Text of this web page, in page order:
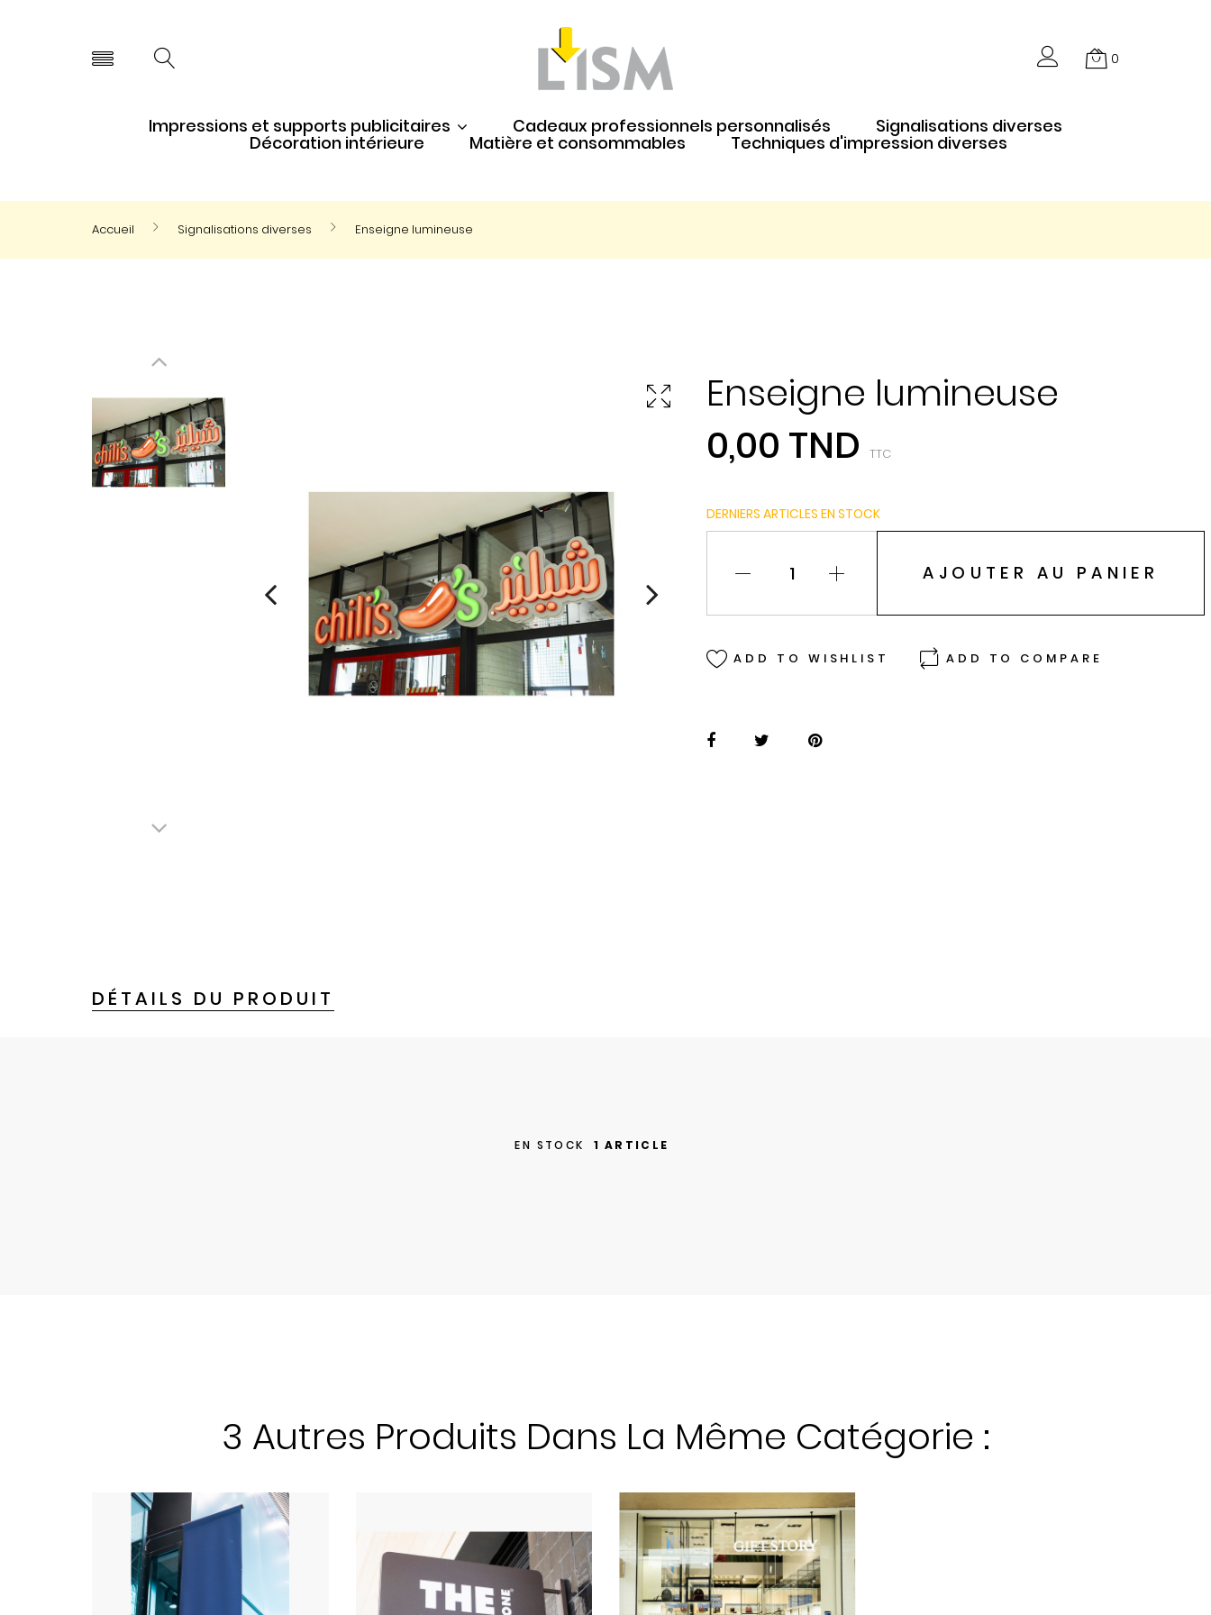
0
Impressions et supports publicitaires Cadeaux professionnels personnalisés Signalisations diverses
Décoration intérieure Matière et consommables Techniques d'impression diverses
Accueil Signalisations diverses Enseigne lumineuse
Enseigne lumineuse
0,00 TND
TTC
DERNIERS ARTICLES EN STOCK
AJOUTER AU PANIER
ADD TO WISHLIST ADD TO COMPARE
DÉTAILS DU PRODUIT
EN STOCK 1 ARTICLE
3 Autres Produits Dans La Même Catégorie :